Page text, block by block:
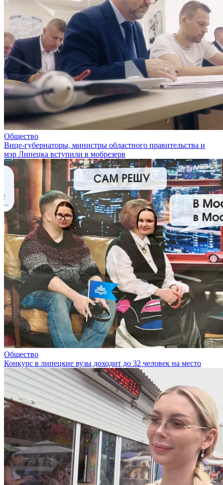
Общество
Вице-губернаторы, министры областного правительства и
мэр Липецка вступили в мобрезерв
Общество
Конкурс в липецкие вузы доходит до 32 человек на место